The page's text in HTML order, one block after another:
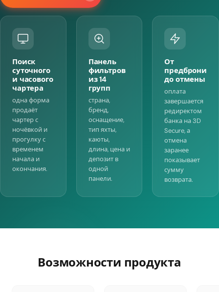
Поиск
суточного
и часового
чартера
одна форма
продаёт
чартер с
ночёвкой и
прогулку с
временем
начала и
окончания.
Панель
фильтров
из 14
групп
страна,
бренд,
оснащение,
тип яхты,
каюты,
длина, цена и
депозит в
одной
панели.
От
предброни
до отмены
оплата
завершается
редиректом
банка на 3D
Secure, а
отмена
заранее
показывает
сумму
возврата.
Возможности продукта